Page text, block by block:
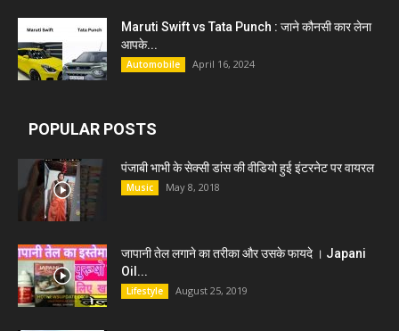
Maruti Swift vs Tata Punch : जाने कौनसी कार लेना
आपके...
Automobile April 16, 2024
POPULAR POSTS
पंजाबी भाभी के सेक्सी डांस की वीडियो हुई इंटरनेट पर वायरल
Music May 8, 2018
जापानी तेल लगाने का तरीका और उसके फायदे । Japani
Oil...
Lifestyle August 25, 2019